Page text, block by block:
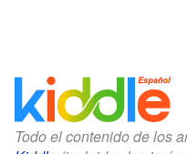
Todo el contenido de los